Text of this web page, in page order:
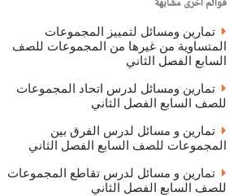
n
تمارين ومسائل لتمييز المجموعات
المتساوية من غيرها من المجموعات للصف
السابع الفصل الثاني
تمارين ومسائل لدرس اتحاد المجموعات
للصف السابع الفصل الثاني
تمارين و مسائل لدرس الفرق بين
المجموعات للصف السابع الفصل الثاني
تمارين و مسائل لدرس تقاطع المجموعات
للصف السابع الفصل الثاني